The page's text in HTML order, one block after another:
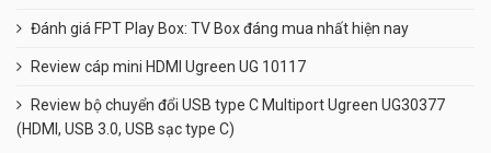
Đánh giá FPT Play Box: TV Box đáng mua nhất hiện nay
Review cáp mini HDMI Ugreen UG 10117
Review bộ chuyển đổi USB type C Multiport Ugreen UG30377
(HDMI, USB 3.0, USB sạc type C)